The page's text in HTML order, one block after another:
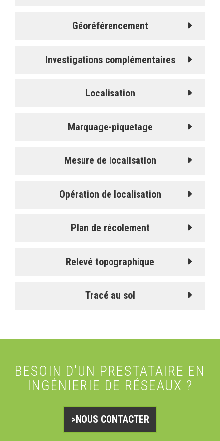
d’ouvrage (ou « fuseau d’incertitude »)
Géoréférencement
Investigations complémentaires
Localisation
Marquage-piquetage
Mesure de localisation
Opération de localisation
Plan de récolement
Relevé topographique
Tracé au sol
BESOIN D'UN PRESTATAIRE EN
INGÉNIERIE DE RÉSEAUX ?
>NOUS CONTACTER